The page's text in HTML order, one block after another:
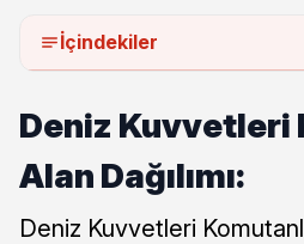
İçindekiler
Deniz Kuvvetleri
Alan Dağılımı:
Deniz Kuvvetleri